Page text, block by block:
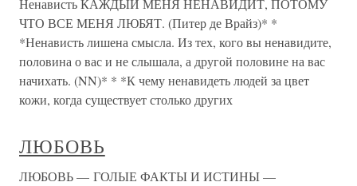
Ненависть КАЖДЫЙ МЕНЯ НЕНАВИДИТ, ПОТОМУ
ЧТО ВСЕ МЕНЯ ЛЮБЯТ. (Питер де Врайз)* *
*Ненависть лишена смысла. Из тех, кого вы ненавидите,
половина о вас и не слышала, а другой половине на вас
начихать. (NN)* * *К чему ненавидеть людей за цвет
кожи, когда существует столько других
ЛЮБОВЬ
ЛЮБОВЬ — ГОЛЫЕ ФАКТЫ И ИСТИНЫ —